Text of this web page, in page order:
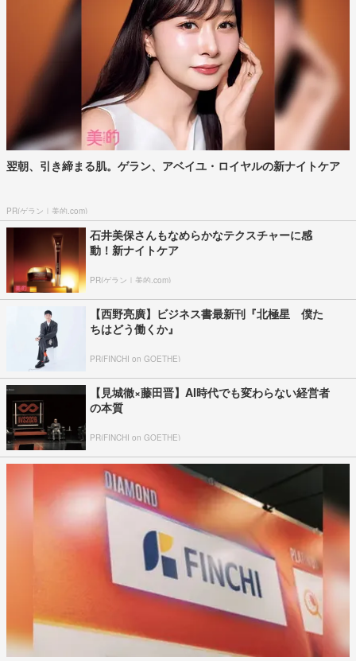
翌朝、引き締まる肌。ゲラン、アベイユ・ロイヤルの新ナイトケア
PR(ゲラン｜美的.com)
石井美保さんもなめらかなテクスチャーに感
動！新ナイトケア
PR(ゲラン｜美的.com)
【西野亮廣】ビジネス書最新刊『北極星 僕た
ちはどう働くか』
PR(FINCHI on GOETHE)
【見城徹×藤田晋】AI時代でも変わらない経営者
の本質
PR(FINCHI on GOETHE)